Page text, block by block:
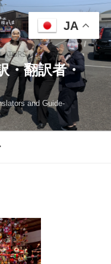
・翻訳者・
and Guide-
JA